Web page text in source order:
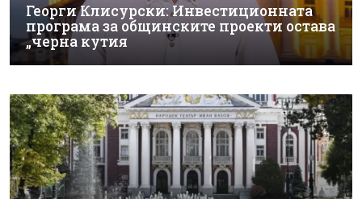
Георги Клисурски: Инвестиционната
програма за общинските проекти остава
„черна кутия